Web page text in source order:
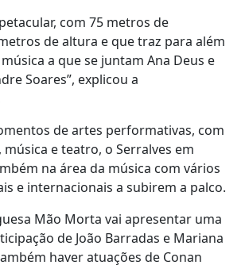
com 75 metros de
de altura e que traz para além
a que se juntam Ana Deus e
Soares”, explicou a
de artes performativas, com
e teatro, o Serralves em
na área da música com vários
e internacionais a subirem a palco.
Mão Morta vai apresentar uma
de João Barradas e Mariana
haver atuações de Conan